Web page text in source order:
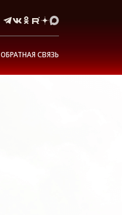
ОБРАТНАЯ СВЯЗЬ